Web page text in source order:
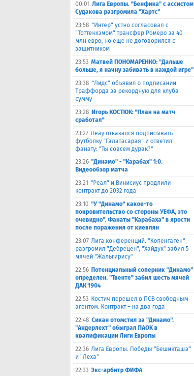
00:01 Лига Европы. "Бенфика" с ассистом
Судакова разгромила "Хартс"
23:58 "Интер" устно согласовал с
"Тоттенхэмом" трансфер Ромеро за 40
млн евро, но еще не договорился с
защитником
23:53 Матвей ПОНОМАРЕНКО: "Дальше
больше, я начну забивать в каждой игре"
23:38 "Лидс" объявил о подписании
Траффорда за рекордную для клуба
сумму
23:28 Игорь КОСТЮК: "План на матч
сработал"
23:27 Леау отказался подписывать
футболку "Галатасарая" и ответил
фанату: "Ты совсем дурак?"
23:26 "Динамо" - "Карабах" 1:0.
Видеообзор матча
23:21 "Реал" и Винисиус продлили
контракт до 2032 года
23:10 "У "Динамо" какое-то
покровительство со стороны УЕФА, это
очевидно". Фанаты "Карабаха" в ярости
после поражения от киевлян
23:07 Лига конференций. "Копенгаген"
разгромил "Дебрецен", "Хайдук" забил 5
мячей "Жальгирису"
22:56 Потенциальный соперник "Динамо"
определен. "Твенте" забил шесть мячей
ДАК 1904
22:53 Костич перешел в ПСВ свободным
агентом. Контракт – на два года
22:48 Сикан отомстил за "Динамо".
"Андерлехт" обыграл ПАОК в
квалификации Лиги Европы
22:36 Лига Европы. Победы "Бешикташа"
и "Леха"
22:33 Экс-арбитр ФИФА